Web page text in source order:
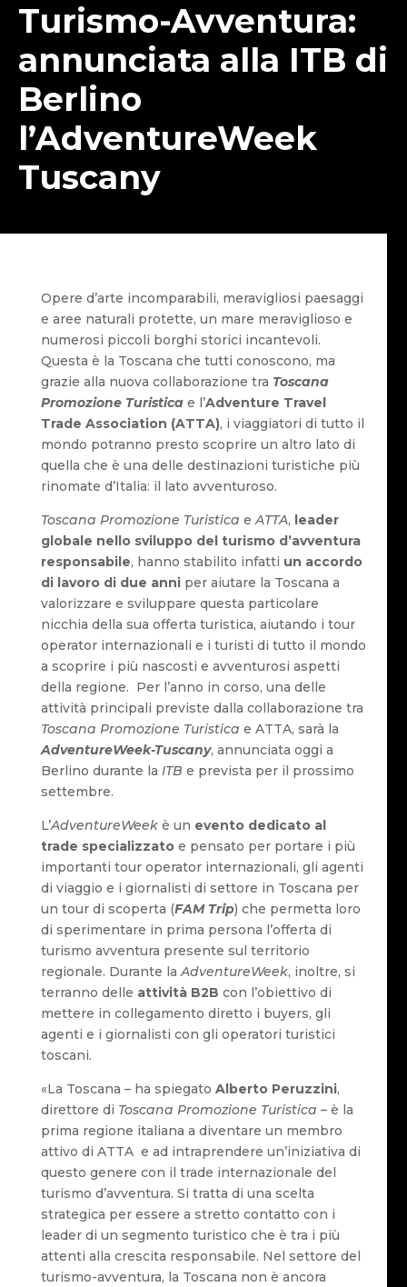
Turismo-Avventura:
annunciata alla ITB di
Berlino
l’AdventureWeek
Tuscany
Opere d’arte incomparabili, meravigliosi paesaggi
e aree naturali protette, un mare meraviglioso e
numerosi piccoli borghi storici incantevoli.
Questa è la Toscana che tutti conoscono, ma
grazie alla nuova collaborazione tra Toscana
Promozione Turisticae l’Adventure Travel
Trade Association (ATTA), i viaggiatori di tutto il
mondo potranno presto scoprire un altro lato di
quella che è una delle destinazioni turistiche più
rinomate d’Italia: il lato avventuroso.
Toscana Promozione Turistica eATTA, leader
globale nello sviluppo del turismo d’avventura
responsabile, hanno stabilito infatti un accordo
di lavoro di due anniper aiutare la Toscana a
valorizzare e sviluppare questa particolare
nicchia della sua offerta turistica, aiutando i tour
operator internazionali e i turisti di tutto il mondo
a scoprire i più nascosti e avventurosi aspetti
della regione. Per l’anno in corso, una delle
attività principali previste dalla collaborazione tra
Toscana Promozione Turistica e ATTA, sarà la
AdventureWeek-Tuscany, annunciata oggi a
Berlino durante la ITB e prevista per il prossimo
settembre.
L’AdventureWeekè un evento dedicato al
trade specializzatoe pensato per portare i più
importanti tour operator internazionali, gli agenti
di viaggio e i giornalisti di settore in Toscana per
un tour di scoperta (FAM Trip) che permetta loro
di sperimentare in prima persona l’offerta di
turismo avventura presente sul territorio
regionale. Durante laAdventureWeek, inoltre, si
terranno delle attività B2B con l’obiettivo di
mettere in collegamento diretto i buyers, gli
agenti e i giornalisti con gli operatori turistici
toscani.
«La Toscana – ha spiegato Alberto Peruzzini,
direttore di Toscana Promozione Turistica – è la
prima regione italiana a diventare un membro
attivo di ATTA e ad intraprendere un’iniziativa di
questo genere con il trade internazionale del
turismo d’avventura. Si tratta di una scelta
strategica per essere a stretto contatto con i
leader di un segmento turistico che è tra i più
attenti alla crescita responsabile. Nel settore del
turismo-avventura, la Toscana non è ancora